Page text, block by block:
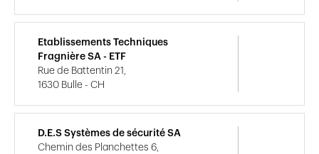
Etablissements Techniques
Fragnière SA - ETF
Rue de Battentin 21,
1630 Bulle - CH
D.E.S Systèmes de sécurité SA
Chemin des Planchettes 6,